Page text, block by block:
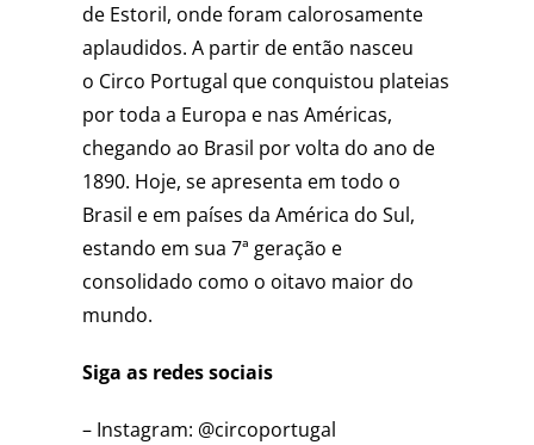
de Estoril, onde foram calorosamente
aplaudidos. A partir de então nasceu
o Circo Portugal que conquistou plateias
por toda a Europa e nas Américas,
chegando ao Brasil por volta do ano de
1890. Hoje, se apresenta em todo o
Brasil e em países da América do Sul,
estando em sua 7ª geração e
consolidado como o oitavo maior do
mundo.
Siga as redes sociais
– Instagram: @circoportugal